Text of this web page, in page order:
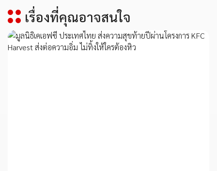
เรื่องที่คุณอาจสนใจ